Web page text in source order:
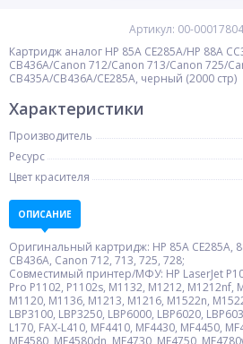
Артикул: 00-00017804
Картридж аналог HP 85A CE285A/HP 88A
CB436A/Canon 712/Canon 713/Canon 725/
CB435A/CB436A/CE285A, черный (2000 стр)
Характеристики
Производитель
Ресурс
Цвет красителя
ОПИСАНИЕ
Оригинальный картридж: HP 85A CE285A,
CB436A, Canon 712, 713, 725, 728;
Совместимый принтер/МФУ: HP LaserJet
Pro P1102, P1102s, M1132, M1212, M1212nf,
M1120, M1136, M1213, M1216, M1522n,
LBP3100, LBP3250, LBP6000, LBP6020,
L170, FAX-L410, MF4410, MF4430, MF4450,
MF4580, MF4580dn, MF4730, MF4750,